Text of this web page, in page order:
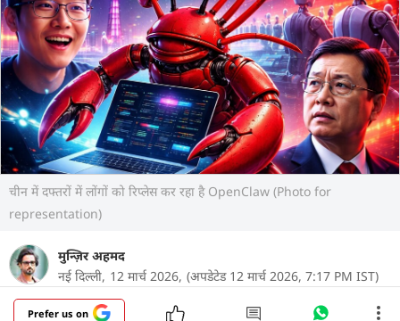
चीन में दफ्तरों में लोंगों को रिप्लेस कर रहा है OpenClaw (Photo for
representation)
मुन्ज़िर अहमद
नई दिल्ली, 12 मार्च 2026, (अपडेटेड 12 मार्च 2026, 7:17 PM IST)
Prefer us on